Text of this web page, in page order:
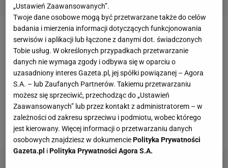
Hasan Salihamidzić, jako piłkarz spędził wBayernie
Monachium9 sezonów. Z bawarskim klubem
związany był od 1998 do 2007 roku. Przez ten czas
zdobył 6 tytułów mistrza Niemiec, 4-krotnie
wygrywał Puchar Niemiec i raz triumfował w
Mistrzów. Cztery razy był wybierany najlepszym
piłkarzem Bośni i Hercegowiny.
„Ustawień Zaawansowanych”.
Twoje dane osobowe mogą być przetwarzane także do celów
badania i mierzenia informacji dotyczących funkcjonowania
serwisów i aplikacji lub łączone z danymi dot. świadczonych
Tobie usług. W określonych przypadkach przetwarzanie
danych nie wymaga zgody i odbywa się w oparciu o
uzasadniony interes Gazeta.pl, jej spółki powiązanej – Agora
S.A. – lub Zaufanych Partnerów. Takiemu przetwarzaniu
możesz się sprzeciwić, przechodząc do „Ustawień
Zaawansowanych” lub przez kontakt z administratorem – w
zależności od zakresu sprzeciwu i podmiotu, wobec którego
jest kierowany. Więcej informacji o przetwarzaniu danych
osobowych znajdziesz w dokumenciePolityka Prywatności
Gazeta.pl iPolityka Prywatności Agora S.A.